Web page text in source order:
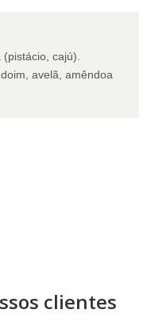
cajú).
avelã, amêndoa
clientes